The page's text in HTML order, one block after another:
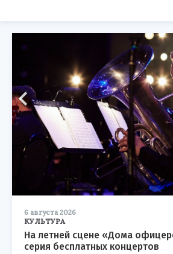
6 августа 2026
КУЛЬТУРА
На летней сцене «Дома
серия бесплатных концертов